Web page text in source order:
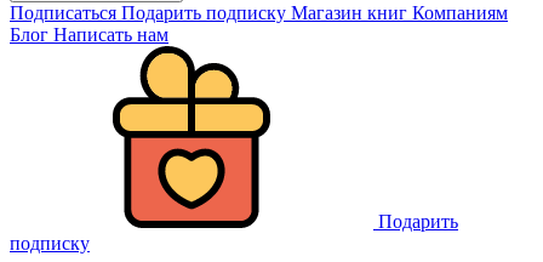
Подписаться Подарить подписку Магазин книг Компаниям
Блог Написать нам
Подарить
подписку